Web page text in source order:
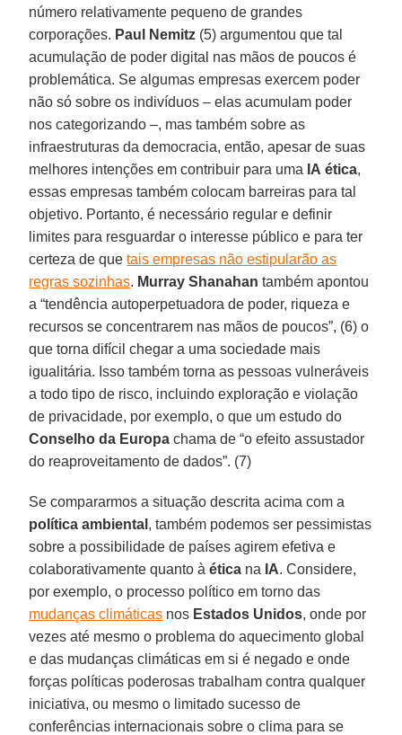
número relativamente pequeno de grandes
corporações. Paul Nemitz (5) argumentou que tal
acumulação de poder digital nas mãos de poucos é
problemática. Se algumas empresas exercem poder
não só sobre os indivíduos – elas acumulam poder
nos categorizando –, mas também sobre as
infraestruturas da democracia, então, apesar de suas
melhores intenções em contribuir para uma IA ética,
essas empresas também colocam barreiras para tal
objetivo. Portanto, é necessário regular e definir
limites para resguardar o interesse público e para ter
certeza de quetais empresas não estipularão as
regras sozinhas. Murray Shanahan também apontou
a “tendência autoperpetuadora de poder, riqueza e
recursos se concentrarem nas mãos de poucos”, (6) o
que torna difícil chegar a uma sociedade mais
igualitária. Isso também torna as pessoas vulneráveis
a todo tipo de risco, incluindo exploração e violação
de privacidade, por exemplo, o que um estudo do
Conselho da Europa chama de “o efeito assustador
do reaproveitamento de dados”. (7)
Se compararmos a situação descrita acima com a
política ambiental , também podemos ser pessimistas
sobre a possibilidade de países agirem efetiva e
colaborativamente quanto àética na IA. Considere,
por exemplo, o processo político em torno das
mudanças climáticas nos Estados Unidos, onde por
vezes até mesmo o problema do aquecimento global
e das mudanças climáticas em si é negado e onde
forças políticas poderosas trabalham contra qualquer
iniciativa, ou mesmo o limitado sucesso de
conferências internacionais sobre o clima para se